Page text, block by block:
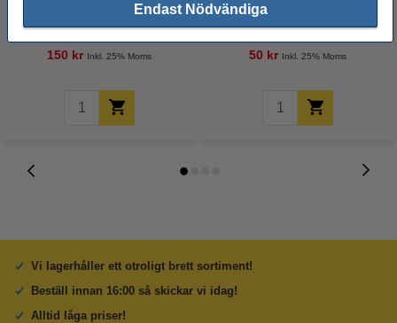
Endast Nödvändiga
150 kr Inkl. 25% Moms 50 kr Inkl. 25% Moms
Vi lagerhåller ett otroligt brett sortiment!
Beställ innan 16:00 så skickar vi idag!
Alltid låga priser!